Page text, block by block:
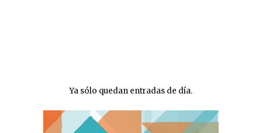
Ya sólo quedan entradas de día.